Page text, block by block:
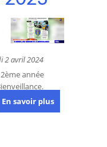
2 avril 2024
année
En savoir plus